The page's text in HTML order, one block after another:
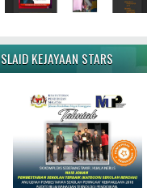
SLAID KEJAYAAN STARS